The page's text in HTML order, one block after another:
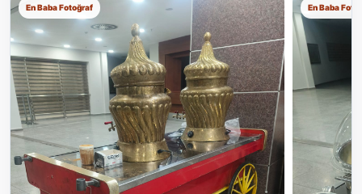
En Baba Fotoğraf En Baba